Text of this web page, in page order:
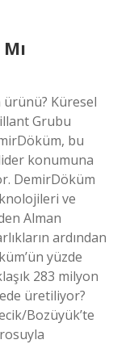
Küresel
Grubu
bu
konumuna
DemirDöküm
ve
Alman
ardından
yüzde
283 milyon
üretiliyor?
Bozüyük’te